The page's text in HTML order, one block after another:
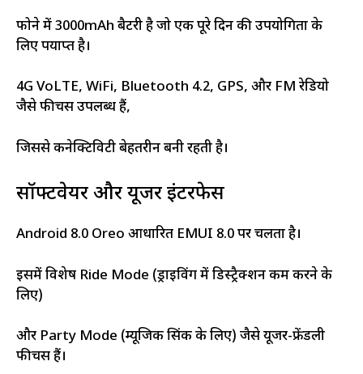
फोने में 3000mAh बैटरी है जो एक पूरे दिन की उपयोगिता के
लिए पर्याप्त है।
4G VoLTE, WiFi, Bluetooth 4.2, GPS, और FM रेडियो
जैसे फीचर्स उपलब्ध हैं,
जिससे कनेक्टिविटी बेहतरीन बनी रहती है।
सॉफ्टवेयर और यूजर इंटरफेस
Android 8.0 Oreo आधारित EMUI 8.0 पर चलता है।
इसमें विशेष Ride Mode (ड्राइविंग में डिस्ट्रैक्शन कम करने के
लिए)
और Party Mode (म्यूजिक सिंक के लिए) जैसे यूजर-फ्रेंडली
फीचर्स हैं।